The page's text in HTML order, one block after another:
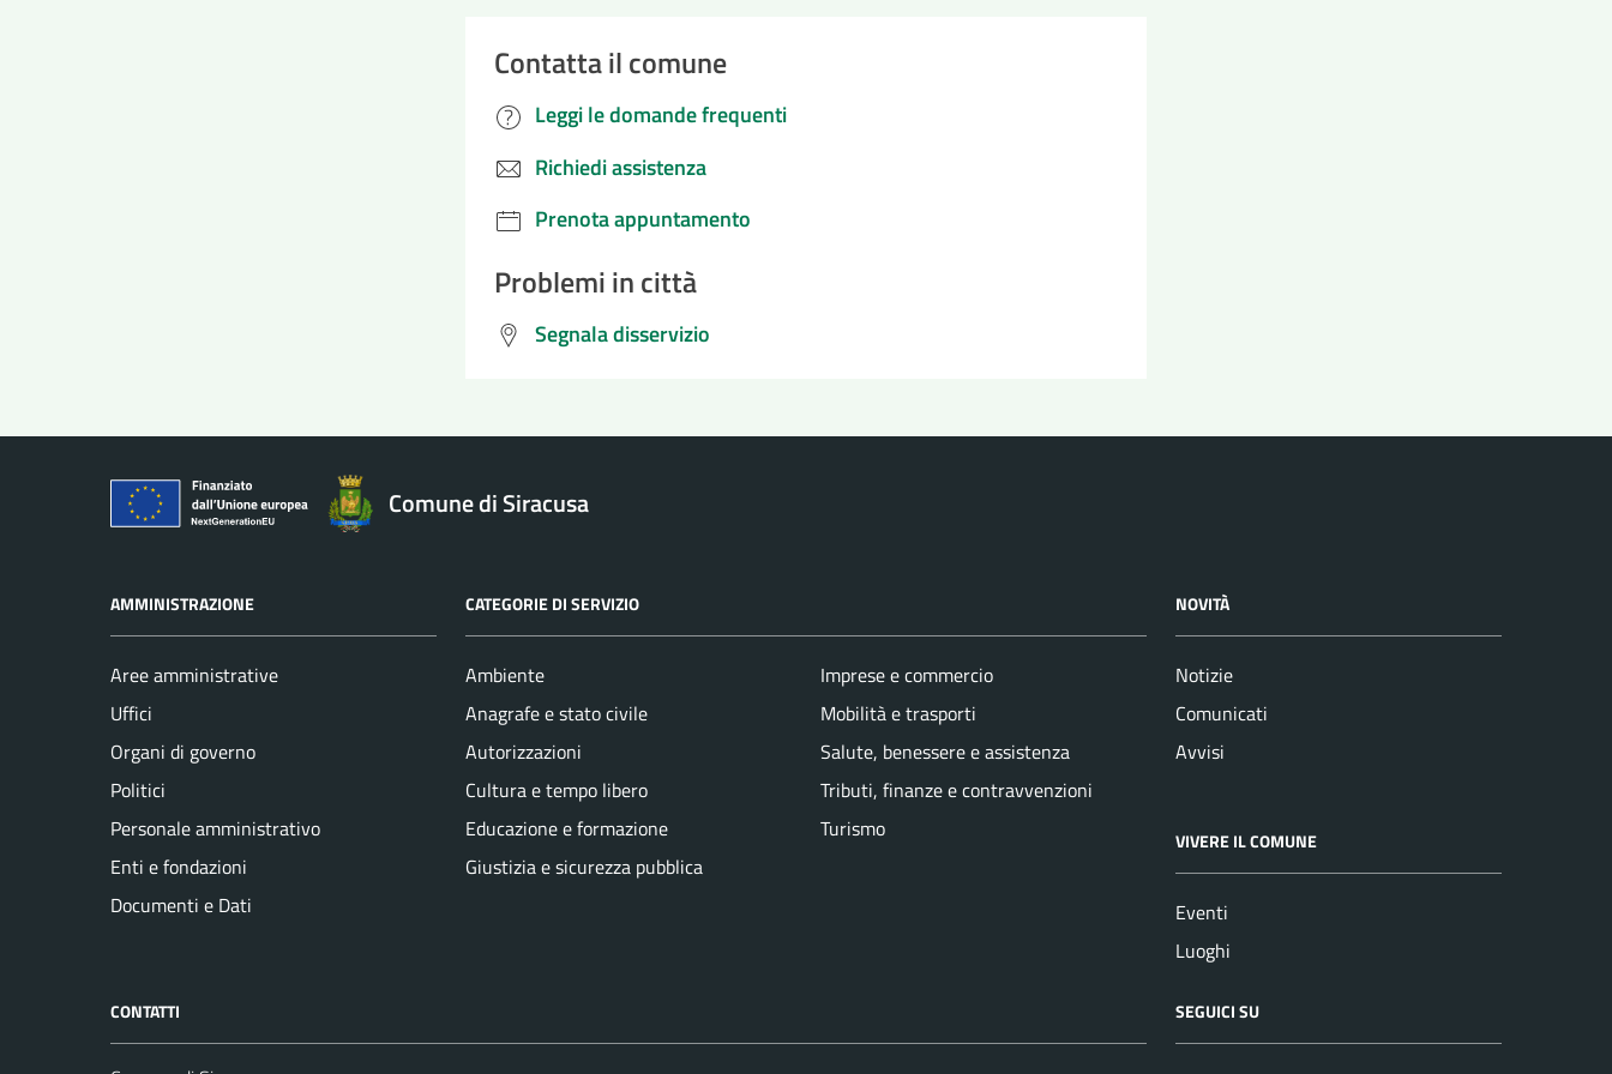
Contatta il comune
Leggi le domande frequenti
Richiedi assistenza
Prenota appuntamento
Problemi in città
Segnala disservizio
Comune di Siracusa
AMMINISTRAZIONE
Aree amministrative
Uffici
Organi di governo
Politici
Personale amministrativo
Enti e fondazioni
Documenti e Dati
CATEGORIE DI SERVIZIO
Ambiente
Anagrafe e stato civile
Autorizzazioni
Cultura e tempo libero
Educazione e formazione
Giustizia e sicurezza pubblica
Imprese e commercio
Mobilità e trasporti
Salute, benessere e assistenza
Tributi, finanze e contravvenzioni
Turismo
NOVITÀ
Notizie
Comunicati
Avvisi
VIVERE IL COMUNE
Eventi
Luoghi
CONTATTI SEGUICI SU